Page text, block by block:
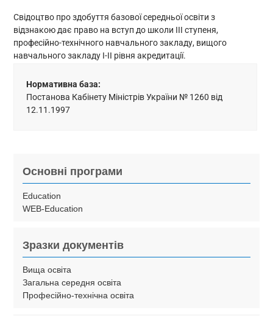
Свідоцтво про здобуття базової середньої освіти з
відзнакою дає право на вступ до школи III ступеня,
професійно-технічного навчального закладу, вищого
навчального закладу I-II рівня акредитації.
Нормативна база:
Постанова Кабінету Міністрів України № 1260 від
12.11.1997
Основні програми
Education
WEB-Education
Зразки документів
Вища освіта
Загальна середня освіта
Професійно-технічна освіта